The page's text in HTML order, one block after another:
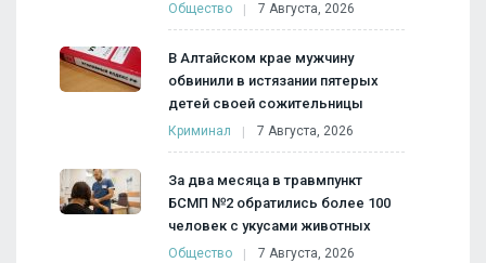
Общество 7 Августа, 2026
В Алтайском крае мужчину
обвинили в истязании пятерых
детей своей сожительницы
Криминал 7 Августа, 2026
За два месяца в травмпункт
БСМП №2 обратились более 100
человек с укусами животных
Общество 7 Августа, 2026